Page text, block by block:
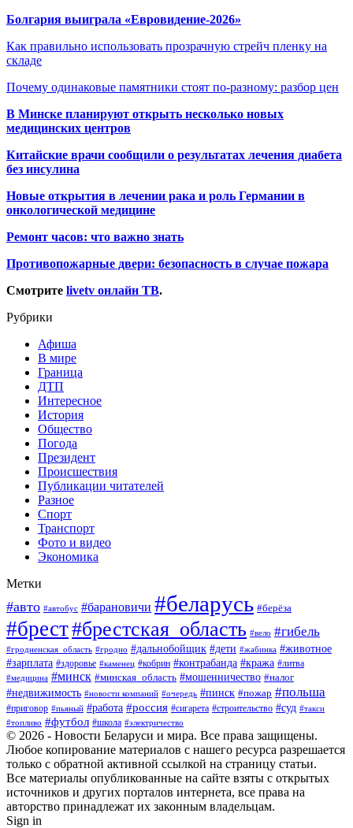
Болгария выиграла «Евровидение-2026»
Как правильно использовать прозрачную стрейч пленку на
складе
Почему одинаковые памятники стоят по-разному: разбор цен
В Минске планируют открыть несколько новых
медицинских центров
Китайские врачи сообщили о результатах лечения диабета
без инсулина
Новые открытия в лечении рака и роль Германии в
онкологической медицине
Ремонт часов: что важно знать
Противопожарные двери: безопасность в случае пожара
Смотрите livetv онлайн ТВ.
Рубрики
Афиша
В мире
Граница
ДТП
Интересное
История
Общество
Погода
Президент
Происшествия
Публикации читателей
Разное
Спорт
Транспорт
Фото и видео
Экономика
Метки
#авто #автобус #барановичи #беларусь #берёза
#брест#брестская_область #вело #гибель
#гродненская_область #гродно #дальнобойщик #дети #жабинка #животное
#зарплата #здоровье #каменец #кобрин #контрабанда #кража #литва
#медицина #минск #минская_область #мошенничество #налог
#недвижимость #новости компаний #очередь #пинск #пожар #польша
#приговор #пьяный #работа #россия #сигарета #строительство #суд #такси
#топливо #футбол #школа #электричество
© 2026 - Новости Беларуси и мира. Все права защищены.
Любое копирование материалов с нашего ресурса разрешается
только с обратной активной ссылкой на страницу статьи.
Все материалы опубликованные на сайте взяты с открытых
источников и других порталов интернета, все права на
авторство принадлежат их законным владельцам.
Sign in